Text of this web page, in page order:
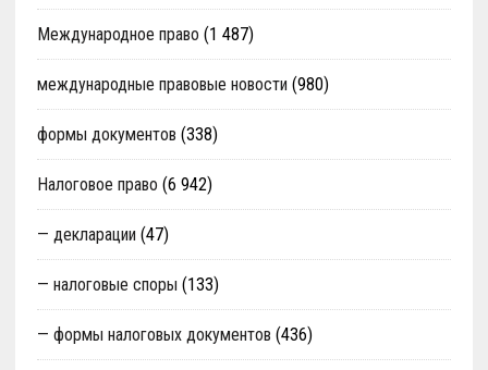
Международное право (1 487)
международные правовые новости (980)
формы документов (338)
Налоговое право (6 942)
— декларации (47)
— налоговые споры (133)
— формы налоговых документов (436)